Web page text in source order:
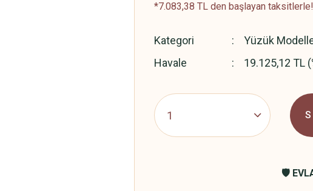
*7.083,38 TL den başlayan taksitlerle!
Kategori Yüzük
Havale
19.125,12 TL
🛡️